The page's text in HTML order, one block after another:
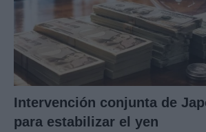
Intervención conjunta de
para estabilizar el yen